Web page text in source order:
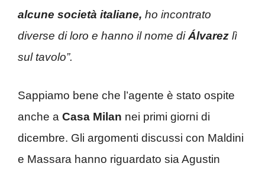
alcune società italiane, ho incontrato
diverse di loro e hanno il nome diÁlvarez lì
sul tavolo”.
Sappiamo bene che l’agente è stato ospite
anche a Casa Milan nei primi giorni di
dicembre. Gli argomenti discussi con Maldini
e Massara hanno riguardato sia Agustin